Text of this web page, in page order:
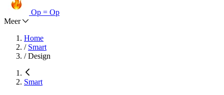
Op = Op
Meer
Home
/ Smart
/ Design
Smart